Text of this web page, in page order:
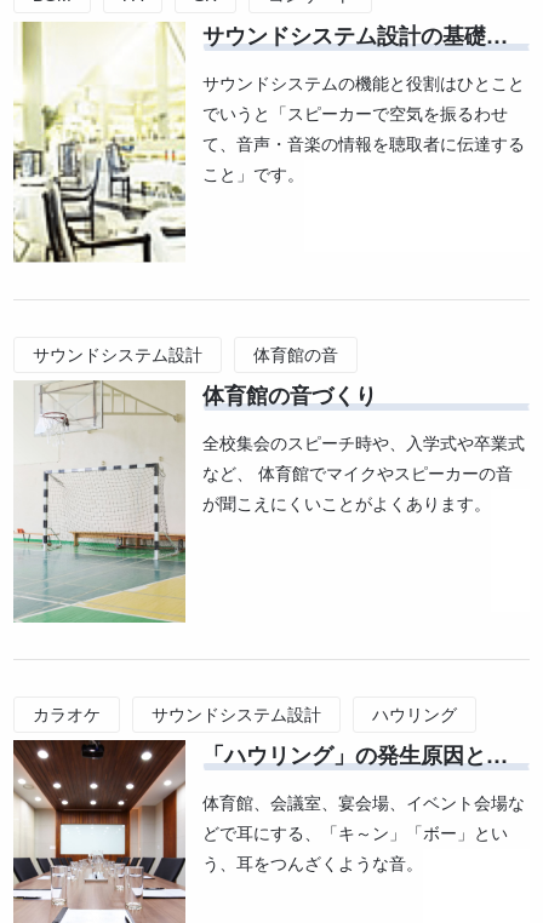
サウンドシステム設計 スピーチ
サウンドシステム設計の基礎知識
サウンドシステムの機能と役割はひとこと
でいうと「スピーカーで空気を振るわせ
て、音声・音楽の情報を聴取者に伝達する
こと」です。
サウンドシステム設計 体育館の音
体育館の音づくり
全校集会のスピーチ時や、入学式や卒業式
など、 体育館でマイクやスピーカーの音
が聞こえにくいことがよくあります。
カラオケ サウンドシステム設計 ハウリング
ホール 会議室 教会 教室 体育館
「ハウリング」の発生原因と抑制方法
体育館、会議室、宴会場、イベント会場な
どで耳にする、「キ～ン」「ボー」とい
う、耳をつんざくような音。